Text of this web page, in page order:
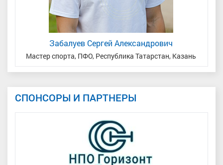
Забалуев Сергей Александрович
Мастер спорта, ПФО, Республика Татарстан, Казань
СПОНСОРЫ И ПАРТНЕРЫ